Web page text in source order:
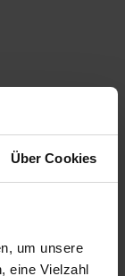
Über Cookies
um unsere
eine Vielzahl
42